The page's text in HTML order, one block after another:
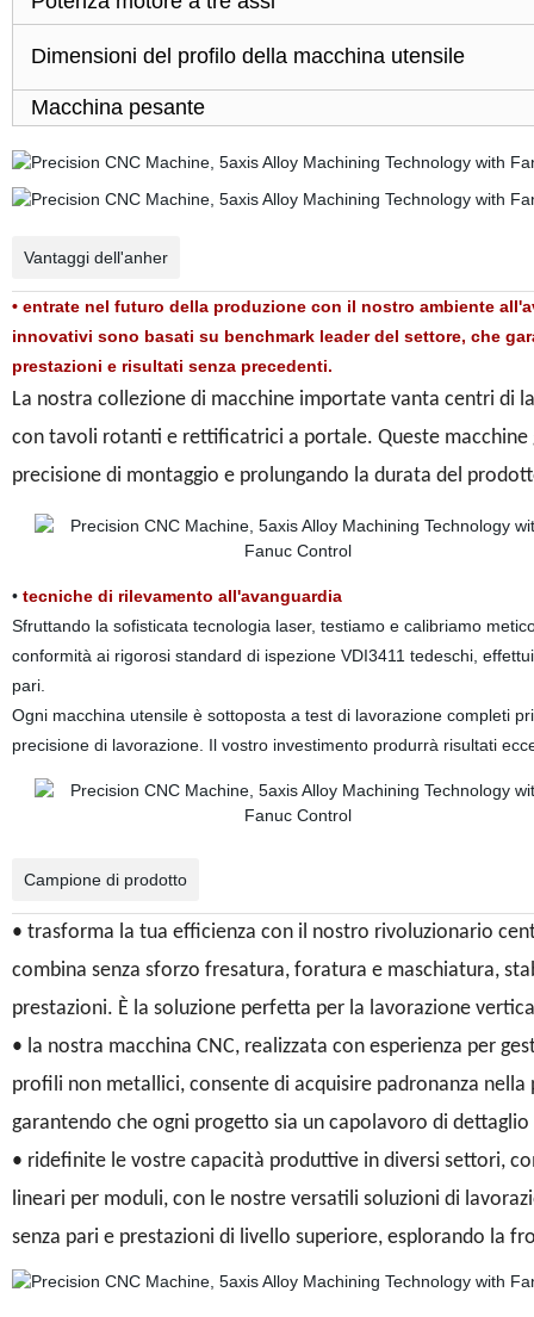
Dimensioni del profilo della macchina utensile
Macchina pesante
Vantaggi dell'anher
• entrate nel futuro della produzione con il nostro ambiente
innovativi sono basati su benchmark leader del settore, che
prestazioni e risultati senza precedenti.
La nostra collezione di macchine importate vanta centri di
con tavoli rotanti e rettificatrici a portale. Queste
precisione di montaggio e prolungando la durata del
•tecniche di rilevamento all'avanguardia
Sfruttando la sofisticata tecnologia laser, testiamo e calibriamo
conformità ai rigorosi standard di ispezione VDI3411 tedeschi,
pari.
Ogni macchina utensile è sottoposta a test di lavorazione completi
precisione di lavorazione. Il vostro investimento produrrà risultati
Campione di prodotto
• trasforma la tua efficienza con il nostro rivoluzionario
combina senza sforzo fresatura, foratura e maschiatura,
prestazioni. È la soluzione perfetta per la lavorazione
• la nostra macchina CNC, realizzata con esperienza per
profili non metallici, consente di acquisire padronanza
garantendo che ogni progetto sia un capolavoro di
• ridefinite le vostre capacità produttive in diversi settori,
lineari per moduli, con le nostre versatili soluzioni di
senza pari e prestazioni di livello superiore, esplorando la